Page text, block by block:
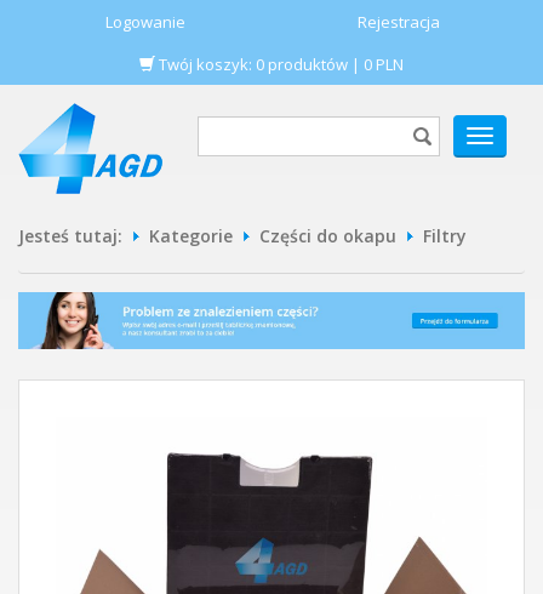
Logowanie
Rejestracja
Twój koszyk: 0 produktów | 0 PLN
POKAŻ
MENU
Jesteś tutaj: Kategorie Części do okapu Filtry